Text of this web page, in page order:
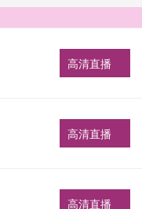
高清直播
高清直播
高清直播